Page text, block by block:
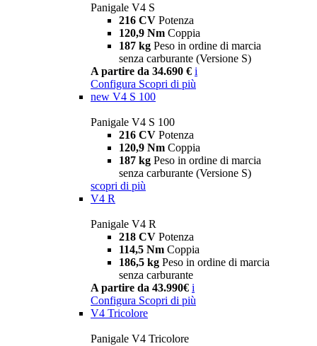
Panigale V4 S
216 CV Potenza
120,9 Nm Coppia
187 kg Peso in ordine di marcia
senza carburante (Versione S)
A partire da 34.690 € i
Configura Scopri di più
new V4 S 100
Panigale V4 S 100
216 CV Potenza
120,9 Nm Coppia
187 kg Peso in ordine di marcia
senza carburante (Versione S)
scopri di più
V4 R
Panigale V4 R
218 CV Potenza
114,5 Nm Coppia
186,5 kg Peso in ordine di marcia
senza carburante
A partire da 43.990€ i
Configura Scopri di più
V4 Tricolore
Panigale V4 Tricolore